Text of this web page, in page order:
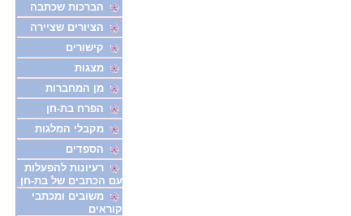
הברכות שכתבה
הציורים שציירה
קישורים
מצגות
מן המחברות
הפרח בת-חן
מקבלי המלגות
הספדים
רעיונות להפעלות
עם הכתבים של בת-חן
משובים ומכתבי
קוראים